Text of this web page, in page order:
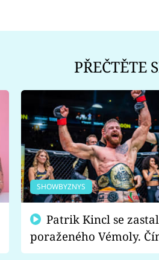
PŘEČTĚTE
SHOWBYZNYS
poraženého Vémoly.
fanoušci naštvali?